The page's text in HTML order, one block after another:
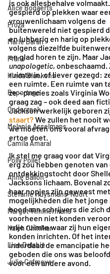
Alice Bogaerts
Proza
Marie Darah
Frans
Hinda Bluekens
Reportage
Onderzoek
Melanie Asselmans
Camila Amaral
Polly Pollet
Anne Ballon
Stefanie Huysmans-Noort
Margot Timmermans
Haleh Chinikar
Lise Delabie
Julie Cafmeyer
is ook allesbehalve
gespierd op plekken waar
vrouwenlichaam volgens de
buitenwereld niet gespierd
en lubberig en harig op
volgens diezelfde
en glad horen te zijn. Maar
unapologetic,
ruimte in, of liever gezegd:
een ruimte. Een ruimte van
ze – precies zoals Virginia
graag zag – ook deed aan
Jackson werkelijk geboren
staart? We zullen het nooit
we moeten ons vooral
ertoe doet.
Ik stel me graag voor dat
erg zou hebben genoten van
ontdekkingstocht door
Jacksons lichaam. Bovenal
haar nopjes zijn geweest
mogelijkheden die het
bood aan schrijvers die zich
voorheen niet konden
vrije ruimte waar zij hun
konden inrichten. Of het
inderdaad de emancipatie
geboden die ons was
voor een andere avond.